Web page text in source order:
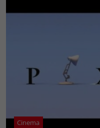
Cinema